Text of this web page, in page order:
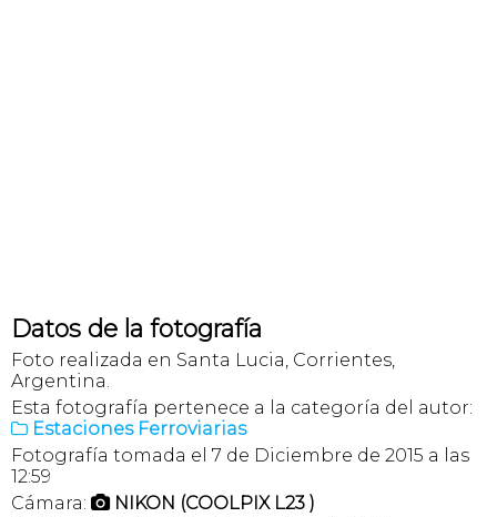
Datos de la fotografía
Foto realizada en Santa Lucia, Corrientes,
Argentina.
Esta fotografía pertenece a la categoría del autor:
 Estaciones Ferroviarias
Fotografía tomada el 7 de Diciembre de 2015 a las
12:59
Cámara:  NIKON (COOLPIX L23 )